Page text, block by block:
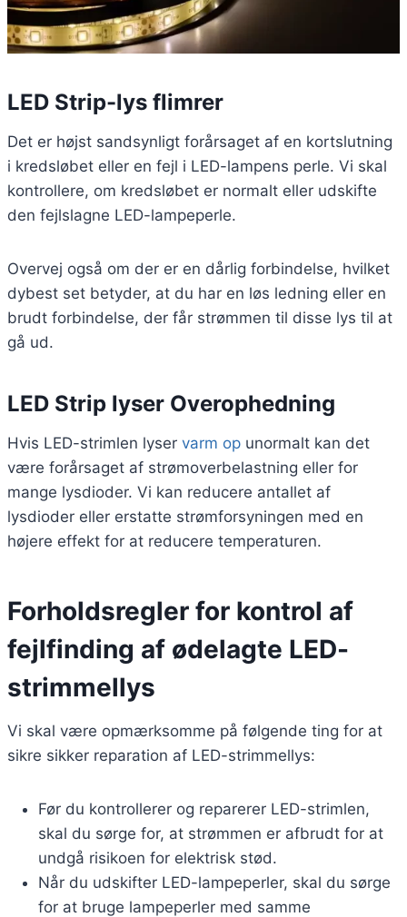
LED Strip-lys flimrer
Det er højst sandsynligt forårsaget af en kortslutning
i kredsløbet eller en fejl i LED-lampens perle. Vi skal
kontrollere, om kredsløbet er normalt eller udskifte
den fejlslagne LED-lampeperle.
Overvej også om der er en dårlig forbindelse, hvilket
dybest set betyder, at du har en løs ledning eller en
brudt forbindelse, der får strømmen til disse lys til at
gå ud.
LED Strip lyser Overophedning
Hvis LED-strimlen lyser varm op unormalt kan det
være forårsaget af strømoverbelastning eller for
mange lysdioder. Vi kan reducere antallet af
lysdioder eller erstatte strømforsyningen med en
højere effekt for at reducere temperaturen.
Forholdsregler for kontrol af
fejlfinding af ødelagte LED-
strimmellys
Vi skal være opmærksomme på følgende ting for at
sikre sikker reparation af LED-strimmellys:
Før du kontrollerer og reparerer LED-strimlen,
skal du sørge for, at strømmen er afbrudt for at
undgå risikoen for elektrisk stød.
Når du udskifter LED-lampeperler, skal du sørge
for at bruge lampeperler med samme